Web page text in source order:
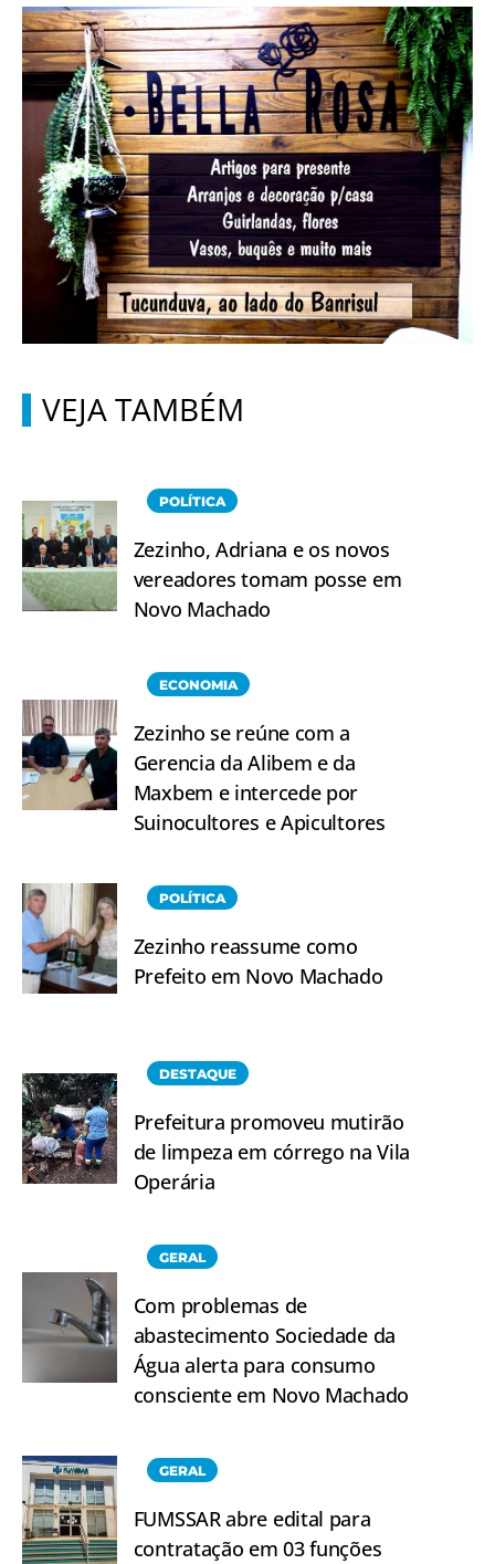
VEJA TAMBÉM
POLÍTICA
Zezinho, Adriana e os novos
vereadores tomam posse em
Novo Machado
ECONOMIA
Zezinho se reúne com a
Gerencia da Alibem e da
Maxbem e intercede por
Suinocultores e Apicultores
POLÍTICA
Zezinho reassume como
Prefeito em Novo Machado
DESTAQUE
Prefeitura promoveu mutirão
de limpeza em córrego na Vila
Operária
GERAL
Com problemas de
abastecimento Sociedade da
Água alerta para consumo
consciente em Novo Machado
GERAL
FUMSSAR abre edital para
contratação em 03 funções